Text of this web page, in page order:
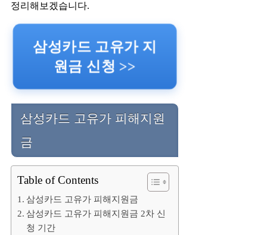
정리해보겠습니다.
삼성카드 고유가 지
원금 신청 >>
삼성카드 고유가 피해지원
금
Table of Contents
삼성카드 고유가 피해지원금
삼성카드 고유가 피해지원금 2차 신
청 기간